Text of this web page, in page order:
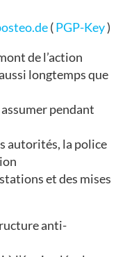
(PGP-Key)
de l’action
longtemps que
assumer pendant
autorités, la police
et des mises
anti-